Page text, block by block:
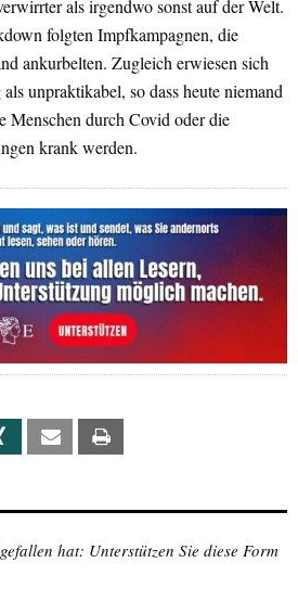
als irgendwo sonst auf der Welt.
folgten Impfkampagnen, die
ankurbelten. Zugleich erwiesen sich
unpraktikabel, so dass heute niemand
Menschen durch Covid oder die
krank werden.
Xing Email
hat: Unterstützen Sie diese Form